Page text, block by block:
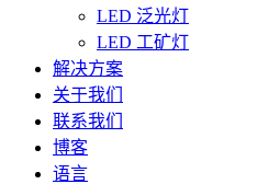
LED 泛光灯
LED 工矿灯
解决方案
关于我们
联系我们
博客
语言